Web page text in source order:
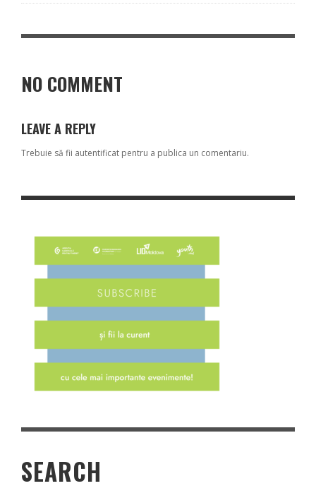
NO COMMENT
LEAVE A REPLY
Trebuie să fii autentificat pentru a publica un comentariu.
SEARCH